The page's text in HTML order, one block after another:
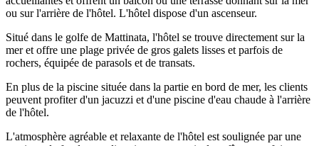
ou sur l'arrière de l'hôtel. L'hôtel dispose d'un ascenseur.
Situé dans le golfe de Mattinata, l'hôtel se trouve directement sur la
mer et offre une plage privée de gros galets lisses et parfois de
rochers, équipée de parasols et de transats.
En plus de la piscine située dans la partie en bord de mer, les clients
peuvent profiter d'un jacuzzi et d'une piscine d'eau chaude à l'arrière
de l'hôtel.
L'atmosphère agréable et relaxante de l'hôtel est soulignée par une